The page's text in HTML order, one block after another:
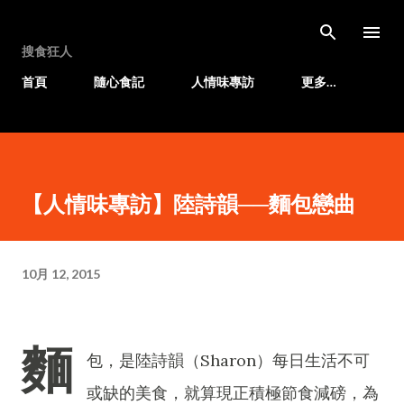
搜食狂人
首頁
隨心食記 人情味專訪 更多…
【人情味專訪】陸詩韻──麵包戀曲
10月 12, 2015
麵
包，是陸詩韻（Sharon）每日生活不可
或缺的美食，就算現正積極節食減磅，為